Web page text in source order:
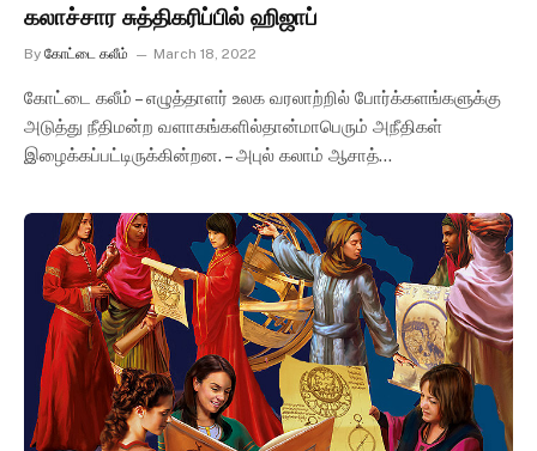
கலாச்சார சுத்திகரிப்பில் ஹிஜாப்
By கோட்டை கலீம் March 18, 2022
கோட்டை கலீம் – எழுத்தாளர் உலக வரலாற்றில் போர்க்களங்களுக்கு
அடுத்து நீதிமன்ற வளாகங்களில்தான்மாபெரும் அநீதிகள்
இழைக்கப்பட்டிருக்கின்றன. – அபுல் கலாம் ஆசாத்…